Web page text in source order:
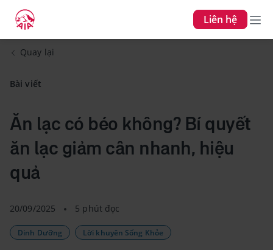
Liên hệ
Quay lại
Bài viết
Ăn lạc có béo không? Bí quyết
ăn lạc giảm cân nhanh, hiệu
quả
20/09/2025 5 phút đọc
Dinh Dưỡng Lời khuyên Sống Khỏe